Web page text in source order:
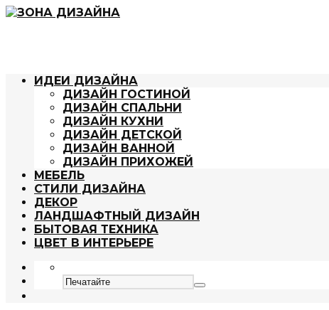
ИДЕИ ДИЗАЙНА
ДИЗАЙН ГОСТИНОЙ
ДИЗАЙН СПАЛЬНИ
ДИЗАЙН КУХНИ
ДИЗАЙН ДЕТСКОЙ
ДИЗАЙН ВАННОЙ
ДИЗАЙН ПРИХОЖЕЙ
МЕБЕЛЬ
СТИЛИ ДИЗАЙНА
ДЕКОР
ЛАНДШАФТНЫЙ ДИЗАЙН
БЫТОВАЯ ТЕХНИКА
ЦВЕТ В ИНТЕРЬЕРЕ